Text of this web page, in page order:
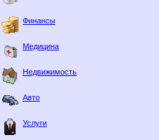
Финансы
Медицина
Недвижимость
Авто
Услуги